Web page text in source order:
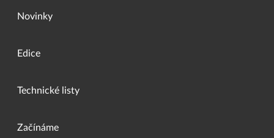
Novinky
Edice
Technické listy
Začínáme